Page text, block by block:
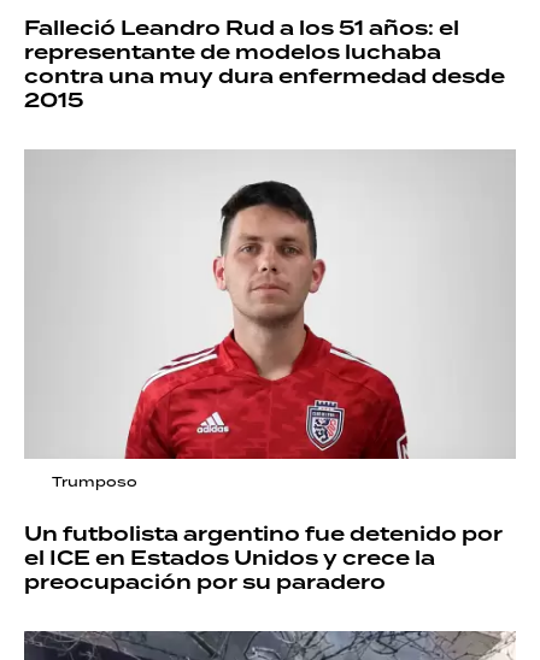
Falleció Leandro Rud a los 51 años: el
representante de modelos luchaba
contra una muy dura enfermedad desde
2015
Trumposo
Un futbolista argentino fue detenido por
el ICE en Estados Unidos y crece la
preocupación por su paradero